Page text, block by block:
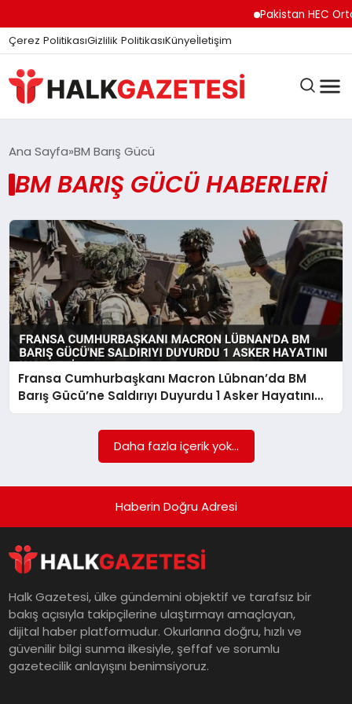
Pakistan HEC
Çerez PolitikasıGizlilik PolitikasıKünyeİletişim
DÜNYA
EKONOMI
GÜNDEM
MAGAZIN
SPOR
TEKNOLOJI
YAŞAM
Ana Sayfa BM Barış Gücü
BM BARIŞ GÜCÜ HABERLERI
Fransa Cumhurbaşkanı Macron Lübnan’da BM
Barış Gücü’ne Saldırıyı Duyurdu 1 Asker Hayatını
Kaybetti
Daha fazla içerik yok...
Haberin Doğru Adresi
Halk Gazetesi, ülke gündemini objektif ve tarafsız bir
bakış açısıyla takipçilerine ulaştırmayı amaçlayan,
dijital haber platformudur. Okurlarına doğru, hızlı ve
güvenilir bilgi sunma ilkesiyle, şeffaf ve sorumlu
gazetecilik anlayışını benimsiyoruz.